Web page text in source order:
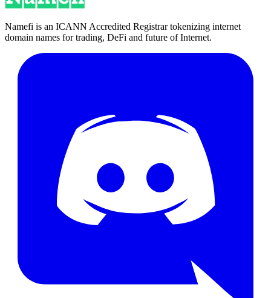
Namefi is an ICANN Accredited Registrar tokenizing internet
domain names for trading, DeFi and future of Internet.